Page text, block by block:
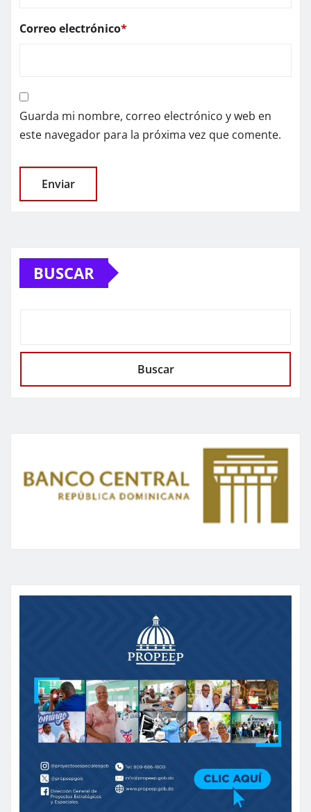
Correo electrónico*
Guarda mi nombre, correo electrónico y web en
este navegador para la próxima vez que comente.
BUSCAR
Buscar